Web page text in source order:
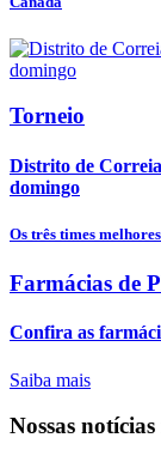
Torneio
Distrito de
domingo
Os três times
Farmácias de
Confira as
Saiba mais
Nossas notícias